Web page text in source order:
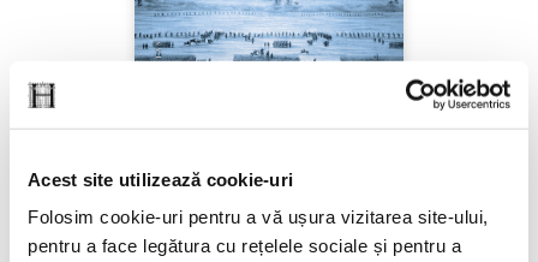
Acest site utilizează cookie-uri
Folosim cookie-uri pentru a vă ușura vizitarea site-ului,
pentru a face legătura cu rețelele sociale și pentru a
Keith Hitchins,Românii. 1774–1866
PREȚ 84.47 RON